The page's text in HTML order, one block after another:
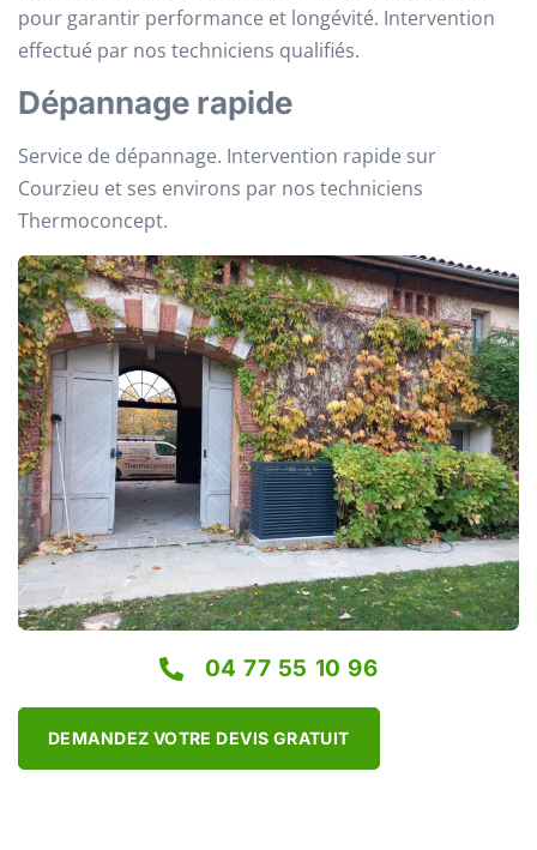
pour garantir performance et longévité. Intervention
effectué par nos techniciens qualifiés.
Dépannage rapide
Service de dépannage. Intervention rapide sur
Courzieu et ses environs par nos techniciens
Thermoconcept.
04 77 55 10 96
DEMANDEZ VOTRE DEVIS GRATUIT